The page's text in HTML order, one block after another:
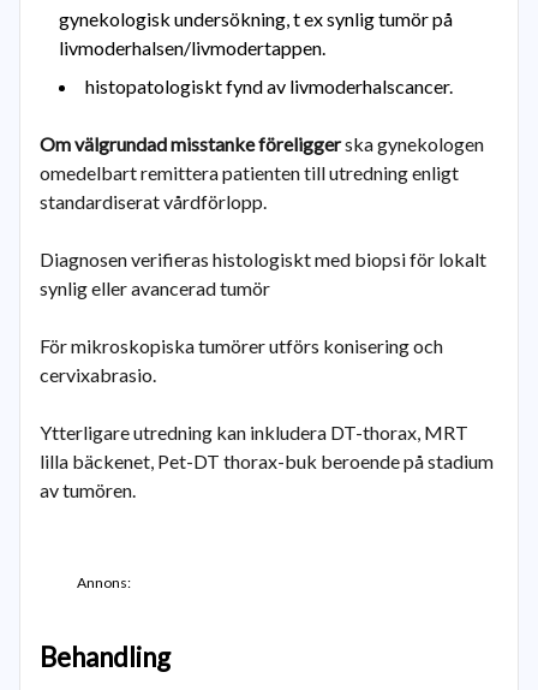
gynekologisk undersökning, t ex synlig tumör på
livmoderhalsen/livmodertappen.
histopatologiskt fynd av livmoderhalscancer.
Om välgrundad misstanke föreliggerska gynekologen
omedelbart remittera patienten till utredning enligt
standardiserat vårdförlopp.
Diagnosen verifieras histologiskt med biopsi för lokalt
synlig eller avancerad tumör
För mikroskopiska tumörer utförs konisering och
cervixabrasio.
Ytterligare utredning kan inkludera DT-thorax, MRT
lilla bäckenet, Pet-DT thorax-buk beroende på stadium
av tumören.
Annons:
Behandling